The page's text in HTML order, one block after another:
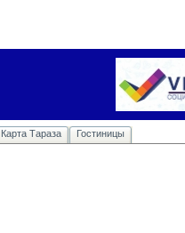
Карта Тараза Гостиницы